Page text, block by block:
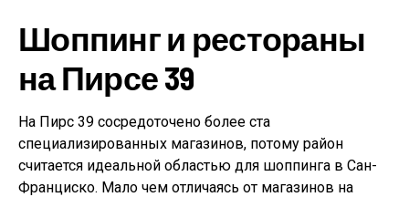
Шоппинг и рестораны
на Пирсе 39
На Пирс 39 сосредоточено более ста
специализированных магазинов, потому район
считается идеальной областью для шоппинга в Сан-
Франциско. Мало чем отличаясь от магазинов на